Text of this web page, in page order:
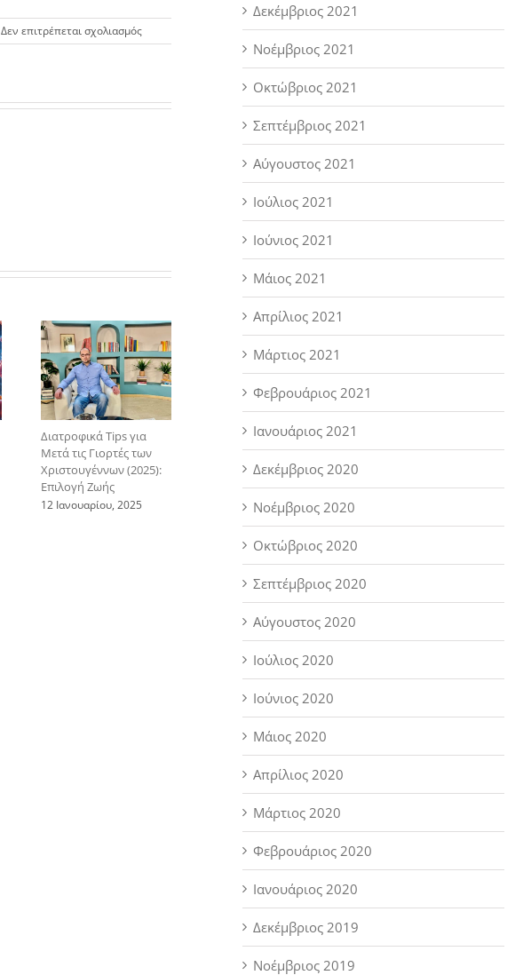
Δεν επιτρέπεται σχολιασμόςστο
Μια
μπορεί
Διατροφικά Tips για
Μετά τις Γιορτές των
Χριστουγέννων (2025):
Επιλογή Ζωής
12 Ιανουαρίου, 2025
Δεκέμβριος 2021
Νοέμβριος 2021
Οκτώβριος 2021
Σεπτέμβριος 2021
Αύγουστος 2021
Ιούλιος 2021
Ιούνιος 2021
Μάιος 2021
Απρίλιος 2021
Μάρτιος 2021
Φεβρουάριος 2021
Ιανουάριος 2021
Δεκέμβριος 2020
Νοέμβριος 2020
Οκτώβριος 2020
Σεπτέμβριος 2020
Αύγουστος 2020
Ιούλιος 2020
Ιούνιος 2020
Μάιος 2020
Απρίλιος 2020
Μάρτιος 2020
Φεβρουάριος 2020
Ιανουάριος 2020
Δεκέμβριος 2019
Νοέμβριος 2019